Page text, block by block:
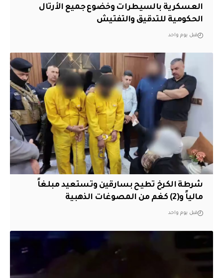
العسكرية بالسيطرات وخضوع جميع الأرتال
الحكومية للتدقيق والتفتيش
قبل يوم واحد
شرطة الكرخ تطيح بسارقين وتستعيد مبلغاً
مالياً و(2) كغم من المصوغات الذهبية
قبل يوم واحد